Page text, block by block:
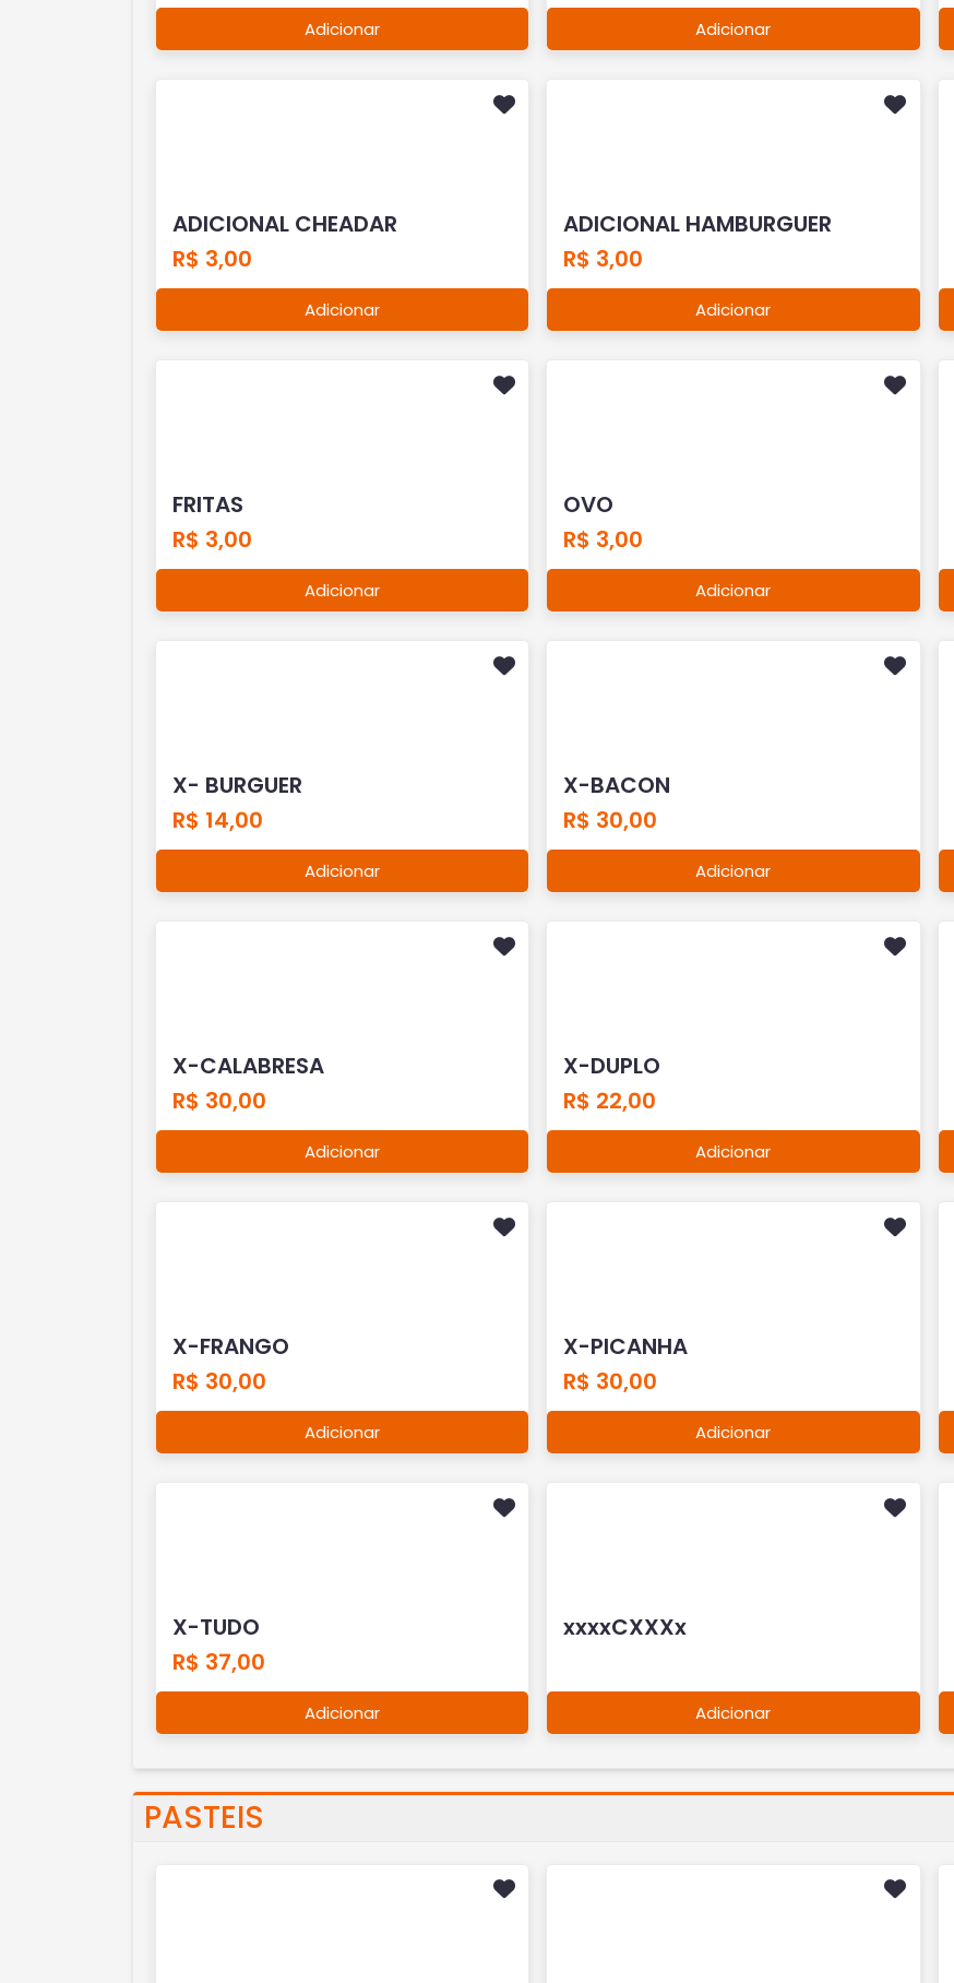
Adicionar Adicionar
ADICIONAL CHEADAR
R$ 3,00
Adicionar
ADICIONAL HAMBURGUER
R$ 3,00
Adicionar
FRITAS
R$ 3,00
Adicionar
OVO
R$ 3,00
Adicionar
X- BURGUER
R$ 14,00
Adicionar
X-BACON
R$ 30,00
Adicionar
X-CALABRESA
R$ 30,00
Adicionar
X-DUPLO
R$ 22,00
Adicionar
X-FRANGO
R$ 30,00
Adicionar
X-PICANHA
R$ 30,00
Adicionar
X-TUDO
R$ 37,00
Adicionar
xxxxCXXXx
Adicionar
PASTEIS